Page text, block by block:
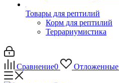
Товары для рептилий
Корм для рептилий
Террариумистика
Сравнение0 Отложенные